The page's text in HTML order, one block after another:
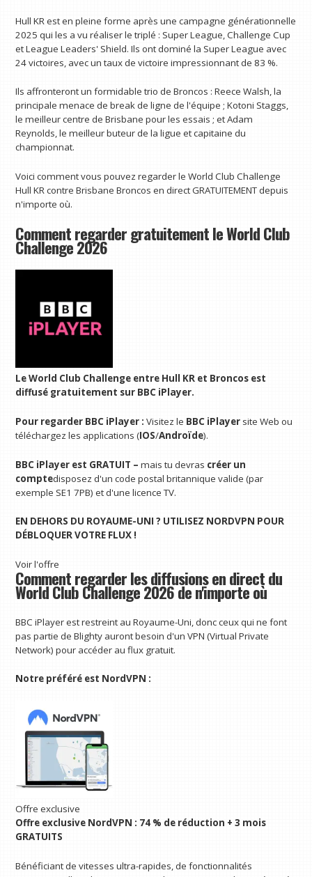
Hull KR est en pleine forme après une campagne générationnelle
2025 qui les a vu réaliser le triplé : Super League, Challenge Cup
et League Leaders' Shield. Ils ont dominé la Super League avec
24 victoires, avec un taux de victoire impressionnant de 83 %.
Ils affronteront un formidable trio de Broncos : Reece Walsh, la
principale menace de break de ligne de l'équipe ; Kotoni Staggs,
le meilleur centre de Brisbane pour les essais ; et Adam
Reynolds, le meilleur buteur de la ligue et capitaine du
championnat.
Voici comment vous pouvez regarder le World Club Challenge
Hull KR contre Brisbane Broncos en direct GRATUITEMENT depuis
n'importe où.
Comment regarder gratuitement le World Club
Challenge 2026
Le World Club Challenge entre Hull KR et Broncos est
diffusé gratuitement sur BBC iPlayer.
Pour regarder BBC iPlayer :Visitez le BBC iPlayer site Web ou
téléchargez les applications (IOS/Androïde).
BBC iPlayer est GRATUIT –mais tu devras créer un
comptedisposez d'un code postal britannique valide (par
exemple SE1 7PB) et d'une licence TV.
EN DEHORS DU ROYAUME-UNI ? UTILISEZ NORDVPN POUR
DÉBLOQUER VOTRE FLUX !
Voir l'offre
Comment regarder les diffusions en direct du
World Club Challenge 2026 de n'importe où
BBC iPlayer est restreint au Royaume-Uni, donc ceux qui ne font
pas partie de Blighty auront besoin d'un VPN (Virtual Private
Network) pour accéder au flux gratuit.
Notre préféré est NordVPN :
Offre exclusive
Offre exclusive NordVPN : 74 % de réduction + 3 mois
GRATUITS
Bénéficiant de vitesses ultra-rapides, de fonctionnalités